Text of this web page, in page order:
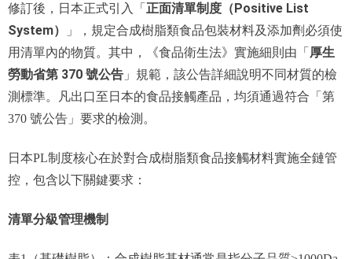
修訂後，日本正式引入「 正面清單制度（Positive List
System）
」，規定合成樹脂類食品包裝材料及添加劑必須使
用清單內的物質。其中，《食品衛生法》實施細則由「 厚生
勞動省第 370 號公告 」規範，該公告詳細說明不同材質的檢
測標準。凡出口至日本的食品接觸產品，均須通過符合「第
370 號公告」要求的檢測。
日本PL制度核心在於對合成樹脂類食品接觸材料實施全鏈管
控，包含以下關鍵要求：
清單分級管理機制